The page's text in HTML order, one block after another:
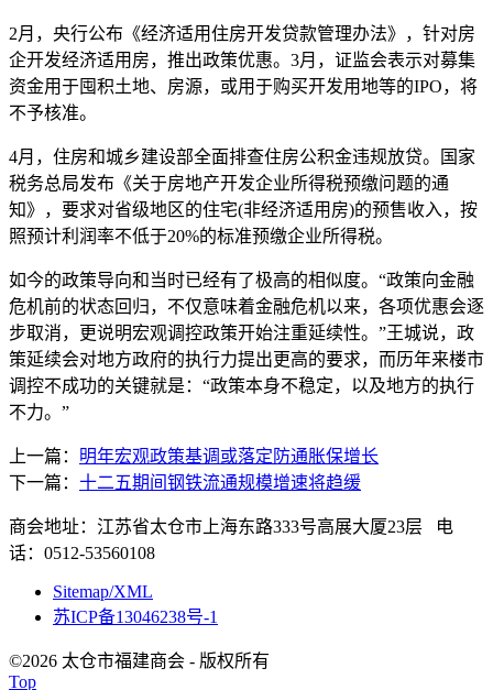
2月，央行公布《经济适用住房开发贷款管理办法》，针对房
企开发经济适用房，推出政策优惠。3月，证监会表示对募集
资金用于囤积土地、房源，或用于购买开发用地等的IPO，将
不予核准。
4月，住房和城乡建设部全面排查住房公积金违规放贷。国家
税务总局发布《关于房地产开发企业所得税预缴问题的通
知》，要求对省级地区的住宅(非经济适用房)的预售收入，按
照预计利润率不低于20%的标准预缴企业所得税。
如今的政策导向和当时已经有了极高的相似度。“政策向金融
危机前的状态回归，不仅意味着金融危机以来，各项优惠会逐
步取消，更说明宏观调控政策开始注重延续性。”王城说，政
策延续会对地方政府的执行力提出更高的要求，而历年来楼市
调控不成功的关键就是：“政策本身不稳定，以及地方的执行
不力。”
上一篇： 明年宏观政策基调或落定防通胀保增长
下一篇： 十二五期间钢铁流通规模增速将趋缓
商会地址：江苏省太仓市上海东路333号高展大厦23层 电
话：0512-53560108
Sitemap/XML
苏ICP备13046238号-1
©2026 太仓市福建商会 - 版权所有
Top